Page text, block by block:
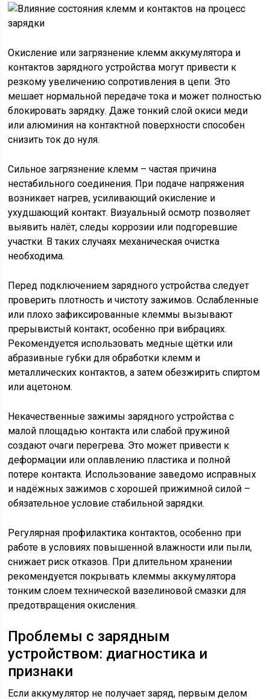
Окисление или загрязнение клемм аккумулятора и
контактов зарядного устройства могут привести к
резкому увеличению сопротивления в цепи. Это
мешает нормальной передаче тока и может полностью
блокировать зарядку. Даже тонкий слой окиси меди
или алюминия на контактной поверхности способен
снизить ток до нуля.
Сильное загрязнение клемм – частая причина
нестабильного соединения. При подаче напряжения
возникает нагрев, усиливающий окисление и
ухудшающий контакт. Визуальный осмотр позволяет
выявить налёт, следы коррозии или подгоревшие
участки. В таких случаях механическая очистка
необходима.
Перед подключением зарядного устройства следует
проверить плотность и чистоту зажимов. Ослабленные
или плохо зафиксированные клеммы вызывают
прерывистый контакт, особенно при вибрациях.
Рекомендуется использовать медные щётки или
абразивные губки для обработки клемм и
металлических контактов, а затем обезжирить спиртом
или ацетоном.
Некачественные зажимы зарядного устройства с
малой площадью контакта или слабой пружиной
создают очаги перегрева. Это может привести к
деформации или оплавлению пластика и полной
потере контакта. Использование заведомо исправных
и надёжных зажимов с хорошей прижимной силой –
обязательное условие стабильной зарядки.
Регулярная профилактика контактов, особенно при
работе в условиях повышенной влажности или пыли,
снижает риск отказов. При длительном хранении
рекомендуется покрывать клеммы аккумулятора
тонким слоем технической вазелиновой смазки для
предотвращения окисления.
Проблемы с зарядным
устройством: диагностика и
признаки
Если аккумулятор не получает заряд, первым делом